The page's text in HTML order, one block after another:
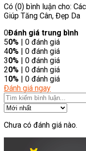
Có (0) bình luận cho:
Giúp Tăng Cân, Đẹp Da
0Đánh giá trung bình
50% | 0 đánh giá
40% | 0 đánh giá
30% | 0 đánh giá
20% | 0 đánh giá
1 0% | 0 đánh giá
Đánh giá ngay
Chưa có đánh giá nào.